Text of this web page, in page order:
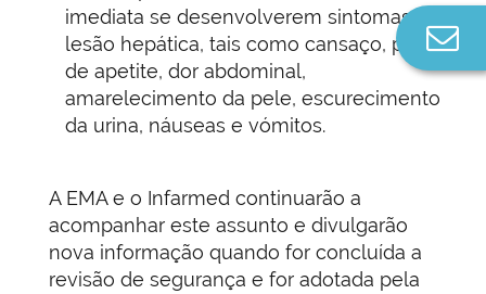
imediata se desenvolverem sintomas de
lesão hepática, tais como cansaço, perda
de apetite, dor abdominal,
amarelecimento da pele, escurecimento
da urina, náuseas e vómitos.
A EMA e o Infarmed continuarão a
acompanhar este assunto e divulgarão
nova informação quando for concluída a
revisão de segurança e for adotada pela